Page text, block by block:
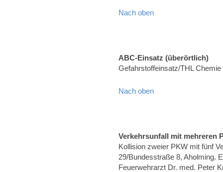
Nach oben
ABC-Einsatz (überörtlich)
Gefahrstoffeinsatz/THL
Nach oben
Verkehrsunfall mit mehreren
Kollision zweier PKW mit fünf
29/Bundesstraße 8, Aholming.
Feuerwehrarzt Dr. med. Peter